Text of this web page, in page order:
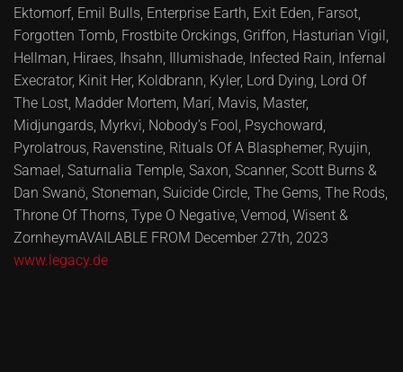
Ektomorf, Emil Bulls, Enterprise Earth, Exit Eden, Farsot,
Forgotten Tomb, Frostbite Orckings, Griffon, Hasturian Vigil,
Hellman, Hiraes, Ihsahn, Illumishade, Infected Rain, Infernal
Execrator, Kinit Her, Koldbrann, Kyler, Lord Dying, Lord Of
The Lost, Madder Mortem, Marí, Mavis, Master,
Midjungards, Myrkvi, Nobody’s Fool, Psychoward,
Pyrolatrous, Ravenstine, Rituals Of A Blasphemer, Ryujin,
Samael, Saturnalia Temple, Saxon, Scanner, Scott Burns &
Dan Swanö, Stoneman, Suicide Circle, The Gems, The Rods,
Throne Of Thorns, Type O Negative, Vemod, Wisent &
ZornheymAVAILABLE FROM December 27th, 2023
www.legacy.de